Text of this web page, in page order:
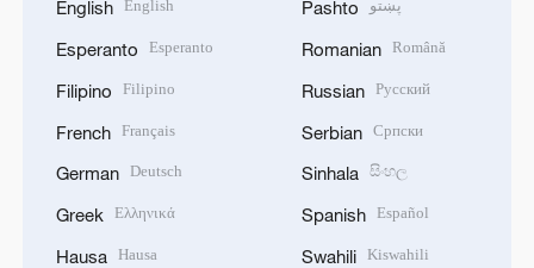
English English
Esperanto Esperanto
Filipino Filipino
French Français
German Deutsch
Greek Ελληνικά
Hausa Hausa
Pashto پښتو
Romanian Română
Russian Русский
Serbian Српски
Sinhala සිංහල
Spanish Español
Swahili Kiswahili